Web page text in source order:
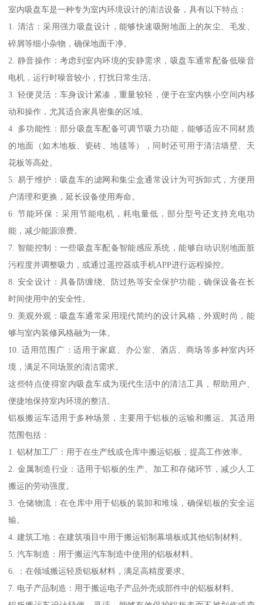
室内吸盘车是一种专为室内环境设计的清洁设备，具有以下特点：
1. 清洁：采用强力吸盘设计，能够快速吸附地面上的灰尘、毛发、
碎屑等细小杂物，确保地面干净。
2. 静音操作：考虑到室内环境的安静需求，吸盘车通常配备低噪音
电机，运行时噪音较小，打扰日常生活。
3. 轻便灵活：车身设计紧凑，重量较轻，便于在室内狭小空间内移
动和操作，尤其适合家具密集的区域。
4. 多功能性：部分吸盘车配备可调节吸力功能，能够适应不同材质
的地面（如木地板、瓷砖、地毯等），同时还可用于清洁墙壁、天
花板等高处。
5. 易于维护：吸盘车的滤网和集尘盒通常设计为可拆卸式，方便用
户清理和更换，延长设备使用寿命。
6. 节能环保：采用节能电机，耗电量低，部分型号还支持充电功
能，减少能源浪费。
7. 智能控制：一些吸盘车配备智能感应系统，能够自动识别地面脏
污程度并调整吸力，或通过遥控器或手机APP进行远程操控。
8. 安全设计：具备防缠绕、防过热等安全保护功能，确保设备在长
时间使用中的安全性。
9. 美观外观：吸盘车通常采用现代简约的设计风格，外观时尚，能
够与室内装修风格融为一体。
10. 适用范围广：适用于家庭、办公室、酒店、商场等多种室内环
境，满足不同场景的清洁需求。
这些特点使得室内吸盘车成为现代生活中的清洁工具，帮助用户、
便捷地保持室内环境的整洁。
铝板搬运车适用于多种场景，主要用于铝板的运输和搬运。其适用
范围包括：
1. 铝材加工厂：用于在生产线或仓库中搬运铝板，提高工作效率。
2. 金属制造行业：适用于铝板的生产、加工和存储环节，减少人工
搬运的劳动强度。
3. 仓储物流：在仓库中用于铝板的装卸和堆垛，确保铝板的安全运
输。
4. 建筑工地：在建筑项目中用于搬运铝制幕墙板或其他铝制材料。
5. 汽车制造：用于搬运汽车制造中使用的铝板材料。
6. ：在领域搬运轻质铝板材料，满足高精度要求。
7. 电子产品制造：用于搬运电子产品外壳或部件中的铝板材料。